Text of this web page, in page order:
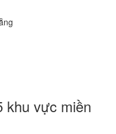
khu vực miền